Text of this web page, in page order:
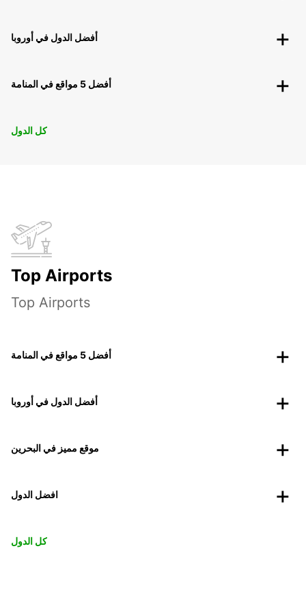
أفضل الدول في أوروبا
أفضل 5 مواقع في المنامة
كل الدول
Top Airports
Top Airports
أفضل 5 مواقع في المنامة
أفضل الدول في أوروبا
موقع مميز في البحرين
افضل الدول
كل الدول